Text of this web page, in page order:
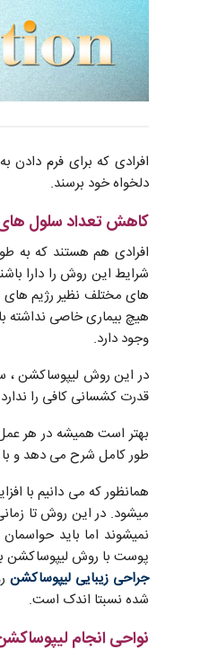
افرادی که برای فرم دادن
دلخواه خود برسند.
کاهش تعداد سلول
افرادی هم هستند که به
شرایط این روش را دارا
های مختلف نظیر رژیم های
هیچ بیماری خاصی نداشته
وجود دارد.
در این روش لیپوساکشن ،
قدرت کشسانی کافی را
بهتر است همیشه در هر
طور کامل شرح می دهد و
همانظور که می دانیم با
میشود. در این روش تا
نمیشوند اما باید
پوست با روش لیپوساکشن
جراحی زیبایی لیپوساکشن
شده نسبتا اندک است.
نواحی انجام